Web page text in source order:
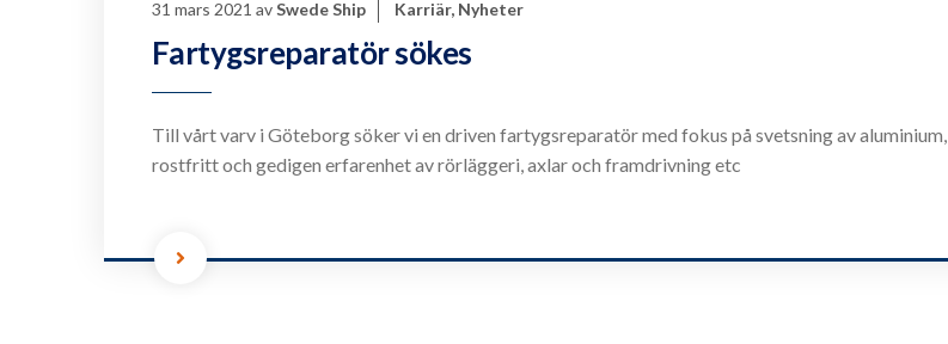
31 mars 2021 avSwede Ship Karriär, Nyheter
Fartygsreparatör sökes
Till vårt varv i Göteborg söker vi en driven fartygsreparatör med fokus på svetsning av aluminium,
rostfritt och gedigen erfarenhet av rörläggeri, axlar och framdrivning etc